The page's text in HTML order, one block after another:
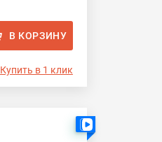
В КОРЗИНУ
Купить в 1 клик